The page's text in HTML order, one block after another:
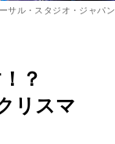
サル・スタジオ・ジャパン
？
リスマ